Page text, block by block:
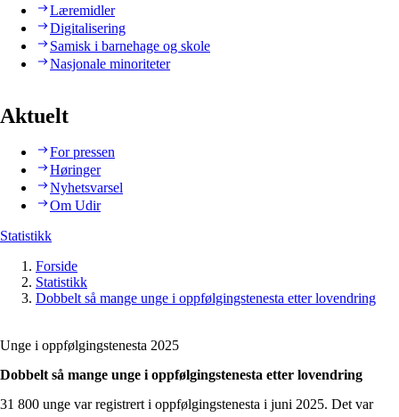
Læremidler
Digitalisering
Samisk i barnehage og skole
Nasjonale minoriteter
Aktuelt
For pressen
Høringer
Nyhetsvarsel
Om Udir
Statistikk
Forside
Statistikk
Dobbelt så mange unge i oppfølgingstenesta etter lovendring
Unge i oppfølgingstenesta 2025
Dobbelt så mange unge i oppfølgingstenesta etter lovendring
31 800 unge var registrert i oppfølgingstenesta i juni 2025. Det var